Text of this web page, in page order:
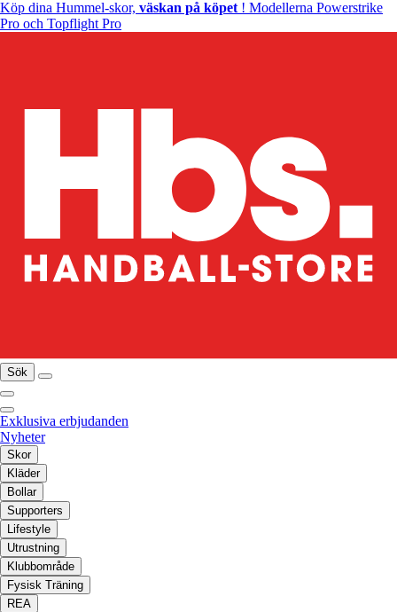
Köp dina Hummel-skor, väskan på köpet ! Modellerna Powerstrike
Pro och Topflight Pro
Sök
Exklusiva erbjudanden
Nyheter
Skor
Kläder
Bollar
Supporters
Lifestyle
Utrustning
Klubbområde
Fysisk Träning
REA